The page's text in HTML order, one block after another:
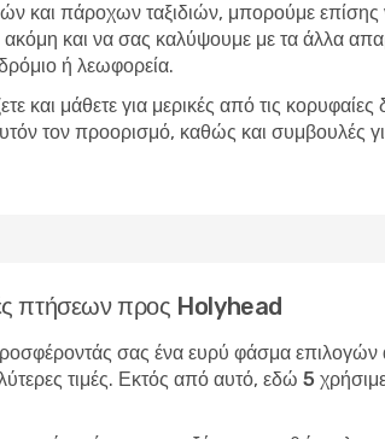
και πάροχων ταξιδιών, μπορούμε
και να σας καλύψουμε με τα άλλα
ή λεωφορεία.
και μάθετε για μερικές από τις
τον προορισμό, καθώς και συμβουλές
πτήσεων προς Holyhead
σας ένα ευρύ φάσμα επιλογών
τιμές. Εκτός από αυτό, εδώ 5